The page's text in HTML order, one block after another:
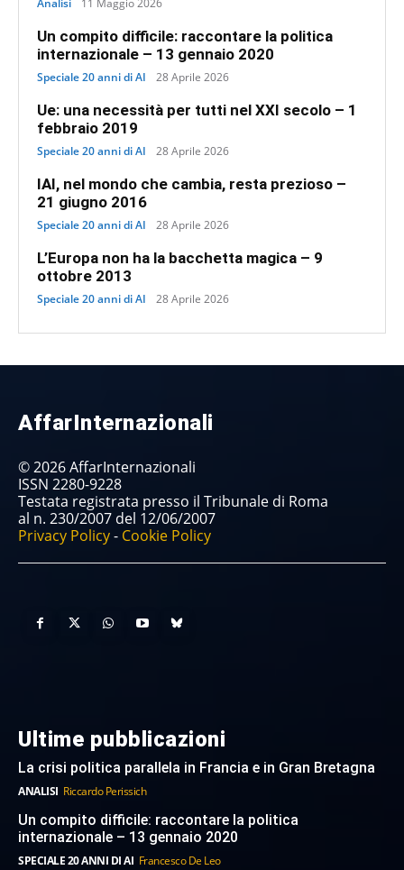
Analisi 11 Maggio 2026
Un compito difficile: raccontare la politica
internazionale – 13 gennaio 2020
Speciale 20 anni di AI 28 Aprile 2026
Ue: una necessità per tutti nel XXI secolo – 1
febbraio 2019
Speciale 20 anni di AI 28 Aprile 2026
IAI, nel mondo che cambia, resta prezioso –
21 giugno 2016
Speciale 20 anni di AI 28 Aprile 2026
L’Europa non ha la bacchetta magica – 9
ottobre 2013
Speciale 20 anni di AI 28 Aprile 2026
AffarInternazionali
© 2026 AffarInternazionali
ISSN 2280-9228
Testata registrata presso il Tribunale di Roma
al n. 230/2007 del 12/06/2007
Privacy Policy- Cookie Policy
Ultime pubblicazioni
La crisi politica parallela in Francia e in Gran Bretagna
ANALISI Riccardo Perissich
Un compito difficile: raccontare la politica
internazionale – 13 gennaio 2020
SPECIALE 20 ANNI DI AI Francesco De Leo